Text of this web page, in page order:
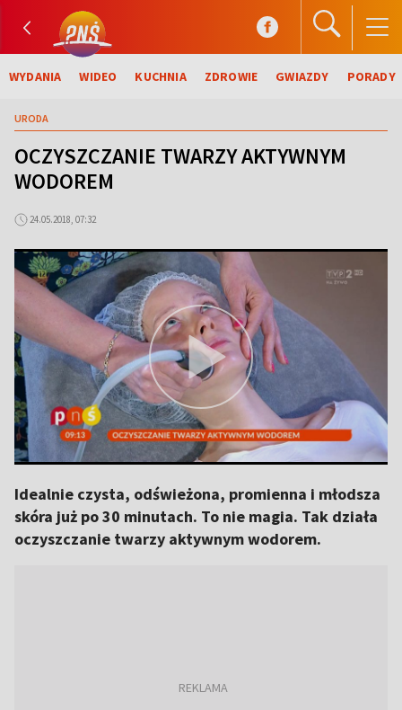
WYDANIA WIDEO KUCHNIA ZDROWIE GWIAZDY PORADY
URODA
OCZYSZCZANIE TWARZY AKTYWNYM
WODOREM
24.05.2018, 07:32
Idealnie czysta, odświeżona, promienna i młodsza
skóra już po 30 minutach. To nie magia. Tak działa
oczyszczanie twarzy aktywnym wodorem.